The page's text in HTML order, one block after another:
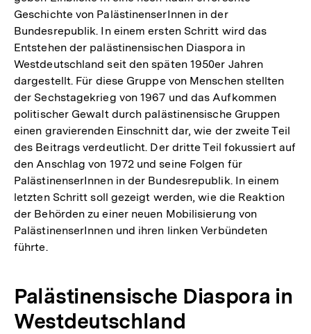
Geschichte von PalästinenserInnen in der
Bundesrepublik. In einem ersten Schritt wird das
Entstehen der palästinensischen Diaspora in
Westdeutschland seit den späten 1950er Jahren
dargestellt. Für diese Gruppe von Menschen stellten
der Sechstagekrieg von 1967 und das Aufkommen
politischer Gewalt durch palästinensische Gruppen
einen gravierenden Einschnitt dar, wie der zweite Teil
des Beitrags verdeutlicht. Der dritte Teil fokussiert auf
den Anschlag von 1972 und seine Folgen für
PalästinenserInnen in der Bundesrepublik. In einem
letzten Schritt soll gezeigt werden, wie die Reaktion
der Behörden zu einer neuen Mobilisierung von
PalästinenserInnen und ihren linken Verbündeten
führte.
Palästinensische Diaspora in
Westdeutschland